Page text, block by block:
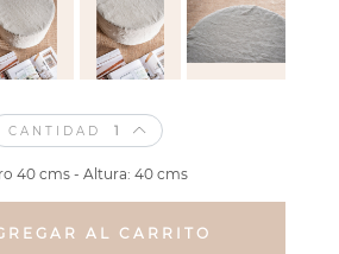
CANTIDAD
40 cms - Altura: 40 cms
AL CARRITO